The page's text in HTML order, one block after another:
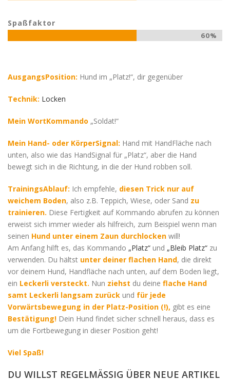
Spaßfaktor
60%
AusgangsPosition: Hund im „Platz!“, dir gegenüber
Technik: Locken
Mein WortKommando „Soldat!“
Mein Hand- oder KörperSignal: Hand mit HandFläche nach
unten, also wie das HandSignal für „Platz“, aber die Hand
bewegt sich in die Richtung, in die der Hund robben soll.
TrainingsAblauf: Ich empfehle, diesen Trick nur auf
weichem Boden, also z.B. Teppich, Wiese, oder Sand zu
trainieren. Diese Fertigkeit auf Kommando abrufen zu können
erweist sich immer wieder als hilfreich, zum Beispiel wenn man
seinen Hund unter einem Zaun durchlocken will!
Am Anfang hilft es, das Kommando „Platz“ und „Bleib Platz“ zu
verwenden. Du hältst unter deiner flachen Hand, die direkt
vor deinem Hund, Handfläche nach unten, auf dem Boden liegt,
ein Leckerli versteckt. Nun ziehst du deine flache Hand
samt Leckerli langsam zurück und für jede
Vorwärtsbewegung in der Platz-Position (!), gibt es eine
Bestätigung! Dein Hund findet sicher schnell heraus, dass es
um die Fortbewegung in dieser Position geht!
Viel Spaß!
DU WILLST REGELMÄSSIG ÜBER NEUE ARTIKEL I